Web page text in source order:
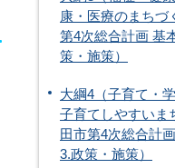
康・医療のまちづ
第4次総合計画 基
策・施策）
大綱4（子育て・
子育てしやすいま
田市第4次総合計
3.政策・施策）